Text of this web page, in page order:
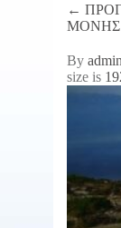
←
ΜΟΝΗΣ
By admin
size is